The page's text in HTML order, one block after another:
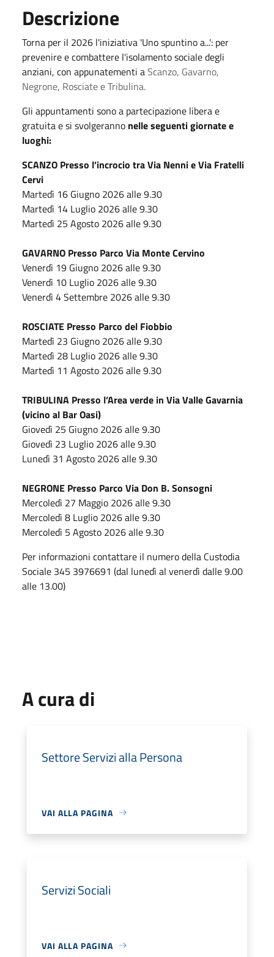
Descrizione
Torna per il 2026 l'iniziativa 'Uno spuntino a...': per
prevenire e combattere l'isolamento sociale degli
anziani, con appunatementi aScanzo, Gavarno,
Negrone, Rosciate e Tribulina.
Gli appuntamenti sono a partecipazione libera e
gratuita e si svolgeranno nelle seguenti giornate e
luoghi:
SCANZO Presso l’incrocio tra Via Nenni e Via Fratelli
Cervi
Martedì 16 Giugno 2026 alle 9.30
Martedì 14 Luglio 2026 alle 9.30
Martedì 25 Agosto 2026 alle 9.30
GAVARNO Presso Parco Via Monte Cervino
Venerdì 19 Giugno 2026 alle 9.30
Venerdì 10 Luglio 2026 alle 9.30
Venerdì 4 Settembre 2026 alle 9.30
ROSCIATE Presso Parco del Fiobbio
Martedì 23 Giugno 2026 alle 9.30
Martedì 28 Luglio 2026 alle 9.30
Martedì 11 Agosto 2026 alle 9.30
TRIBULINA Presso l’Area verde in Via Valle Gavarnia
(vicino al Bar Oasi)
Giovedì 25 Giugno 2026 alle 9.30
Giovedì 23 Luglio 2026 alle 9.30
Lunedì 31 Agosto 2026 alle 9.30
NEGRONE Presso Parco Via Don B. Sonsogni
Mercoledì 27 Maggio 2026 alle 9.30
Mercoledì 8 Luglio 2026 alle 9.30
Mercoledì 5 Agosto 2026 alle 9.30
Per informazioni contattare il numero della Custodia
Sociale 345 3976691 (dal lunedì al venerdì dalle 9.00
alle 13.00)
A cura di
Settore Servizi alla Persona
VAI ALLA PAGINA
Servizi Sociali
VAI ALLA PAGINA